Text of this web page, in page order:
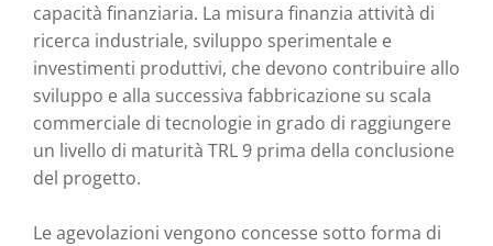
capacità finanziaria. La misura finanzia attività di
ricerca industriale, sviluppo sperimentale e
investimenti produttivi, che devono contribuire allo
sviluppo e alla successiva fabbricazione su scala
commerciale di tecnologie in grado di raggiungere
un livello di maturità TRL 9 prima della conclusione
del progetto.
Le agevolazioni vengono concesse sotto forma di